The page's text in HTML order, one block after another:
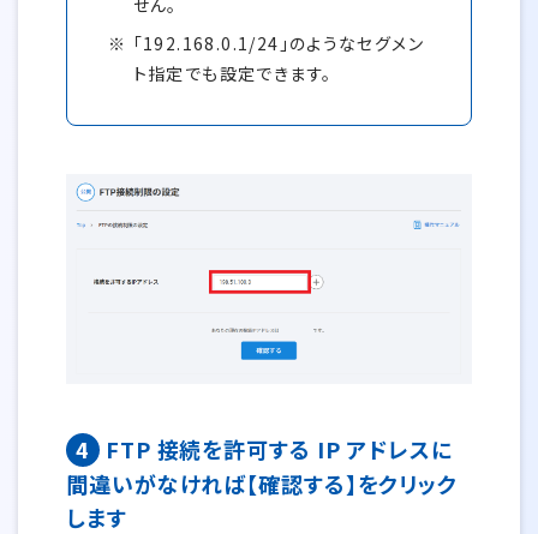
「192.168.0.1/24」のようなセグメン
ト指定でも設定できます。
4
FTP 接続を許可する IP アドレスに
間違いがなければ【確認する】をクリック
します